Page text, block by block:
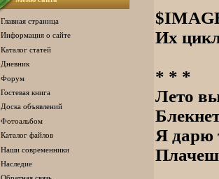
Главная страница
Информация о сайте
Каталог статей
Дневник
Форум
Гостевая книга
Доска объявлений
Фотоальбом
Каталог файлов
Наши современники
Наследие
Их
* * *
Лето
Я дарю